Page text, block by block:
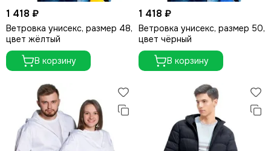
1 418 ₽
Ветровка унисекс, размер 48,
цвет жёлтый
В корзину
1 418 ₽
Ветровка унисекс, размер 50,
цвет чёрный
В корзину